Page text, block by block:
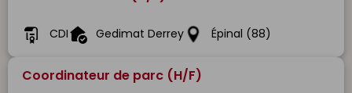
CDI Gedimat Derrey Épinal (88)
Coordinateur de parc (H/F)